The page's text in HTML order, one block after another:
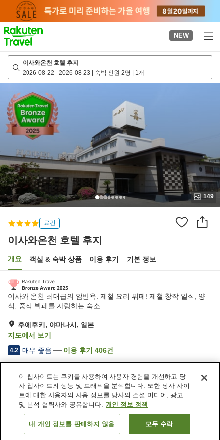
page
NEW
이사와온천 호텔 후지
2026-08-22 - 2026-08-23 | 숙박 인원 2명 | 1개
149
료칸
이사와온천 호텔 후지
개요 객실 & 숙박 상품 이용 후기 기본 정보
이사와 온천 최대급의 암반욕. 제철 요리 뷔페! 제철 창작 일식, 양
식, 중식 뷔페를 자랑하는 숙소.
후에후키, 야마나시, 일본
지도에서 보기
4.2 매우 좋음 이용 후기 406건
숙소 편의 시설/서비스
주차장
제트 욕조
사우나
스파 / 미용실
일본 야마나시 후에후키 이사와온천 호텔 후지
객실 보기
이 웹사이트는 쿠키를 사용하여 사용자 경험을 개선하고 당
사 웹사이트의 성능 및 트래픽을 분석합니다. 또한 당사 사이
트에 대한 사용자의 사용 정보를 당사의 소셜 미디어, 광고
및 분석 협력사와 공유합니다. 개인 정보 정책
내 개인 정보를 판매하지 않음 모두 수락